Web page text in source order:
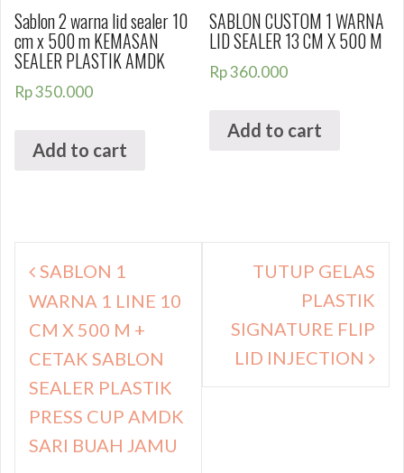
Sablon 2 warna lid sealer 10
cm x 500 m KEMASAN
SEALER PLASTIK AMDK
Rp350.000
Add to cart
SABLON CUSTOM 1 WARNA
LID SEALER 13 CM X 500 M
Rp360.000
Add to cart
Navigasi
posSABLON 1
WARNA 1 LINE 10
CM X 500 M +
CETAK SABLON
SEALER PLASTIK
PRESS CUP AMDK
SARI BUAH JAMU
TUTUP GELAS
PLASTIK
SIGNATURE FLIP
LID INJECTION